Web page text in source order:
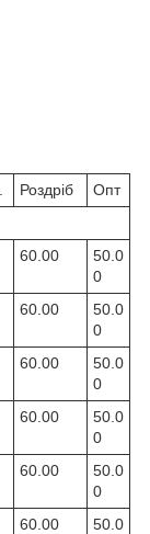
Роздріб
Опт
60.00
50.0
0
60.00
50.0
0
60.00
50.0
0
60.00
50.0
0
60.00
50.0
0
60.00
50.0